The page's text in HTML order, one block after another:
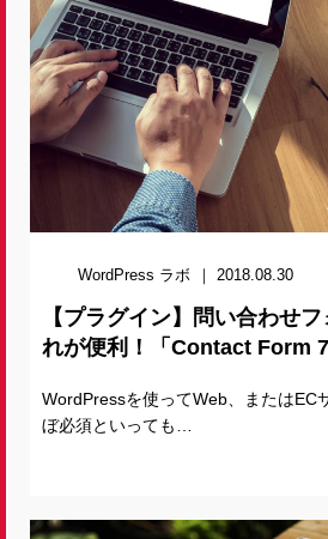
WordPress ラボ 2018.08.30
【プラグイン】問い合わせ
れが便利！「Contact Form 7
WordPressを使ってWeb、またはEC
ぼ必須といっても…